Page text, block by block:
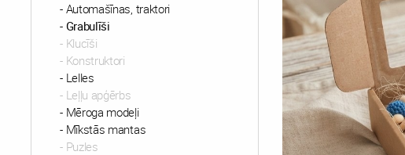
Automašīnas, traktori
Grabulīši
Klucīši
Konstruktori
Lelles
Leļļu apģērbs
Mēroga modeļi
Mīkstās mantas
Puzles